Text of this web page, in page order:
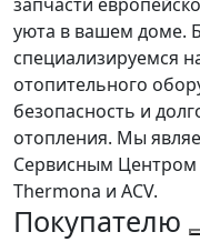
уюта в вашем доме.
специализируемся
отопительного
безопасность и
отопления. Мы
Сервисным Центром
Thermona и ACV.
Покупателю